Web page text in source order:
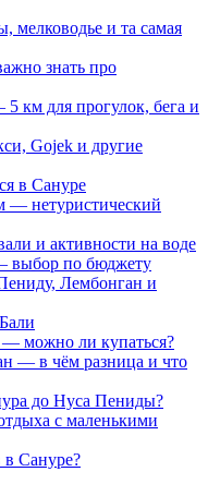
и та самая
знать про
км для прогулок, бега и
Gojek и другие
в Сануре
— нетуристический
и активности на воде
выбор по бюджету
Лембонган и
можно ли купаться?
— в чём разница и что
до Нуса Пениды?
с маленькими
в Сануре?